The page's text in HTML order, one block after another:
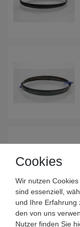
Cookies
Wir nutzen
sind essenziell,
und Ihre Erfahrung
den von uns
Nutzer finden Sie